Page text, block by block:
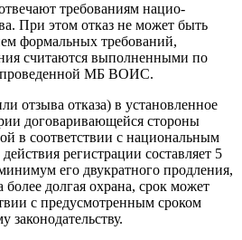
требованиям нацио­
При этом отказ не может быть
формальных требований,
считаются выполненными по
проведенной МБ ВОИС.
отзыва отказа) в установленное
договаривающейся сто­роны
в соответствии с национальным
регистрации составляет 5
его двукратного продления,
более дол­гая охрана, срок может
с предусмотренным сро­ком